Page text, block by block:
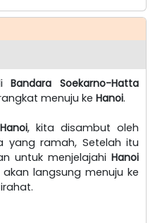
Bandara Soekarno-Hatta
menuju ke Hanoi.
Hanoi, kita disambut oleh
yang ramah, Setelah itu
untuk menjelajahi Hanoi
langsung menuju ke